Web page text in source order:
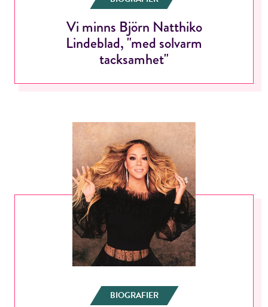
Vi minns Björn Natthiko
Lindeblad, "med solvarm
tacksamhet"
BIOGRAFIER